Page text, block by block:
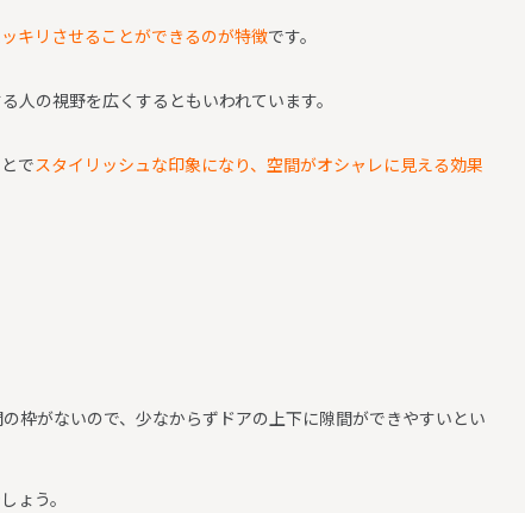
キリさせることができるのが特徴です。
人の視野を広くするともいわれています。
でスタイリッシュな印象になり、空間がオシャレに見える効果
枠がないので、少なからずドアの上下に隙間ができやすいとい
ょう。